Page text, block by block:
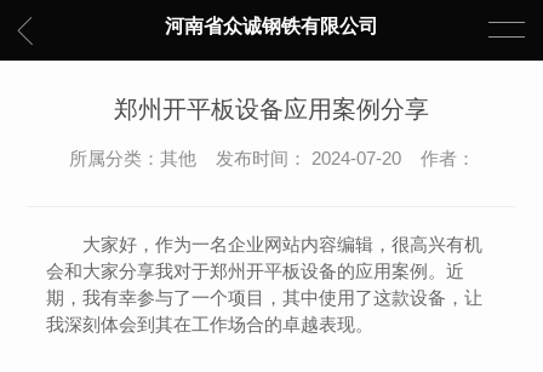
河南省众诚钢铁有限公司
郑州开平板设备应用案例分享
所属分类：其他 发布时间： 2024-07-20 作者：
大家好，作为一名企业网站内容编辑，很高兴有机
会和大家分享我对于郑州开平板设备的应用案例。近
期，我有幸参与了一个项目，其中使用了这款设备，让
我深刻体会到其在工作场合的卓越表现。